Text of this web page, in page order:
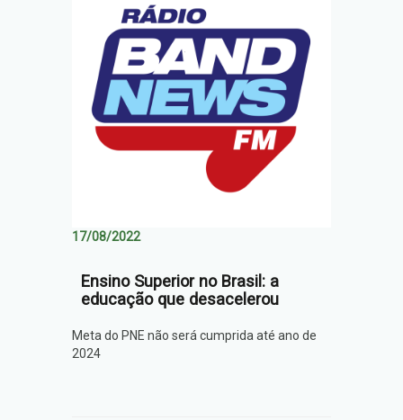
17/08/2022
Ensino Superior no Brasil: a
educação que desacelerou
Meta do PNE não será cumprida até ano de
2024